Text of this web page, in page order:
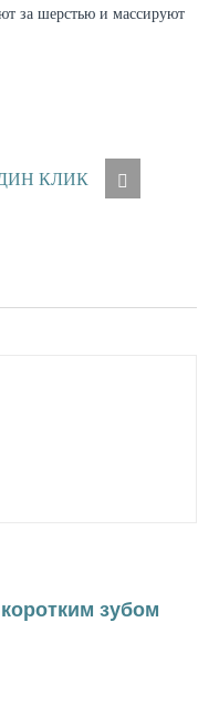
за шерстью и массируют
КЛИК
зубом